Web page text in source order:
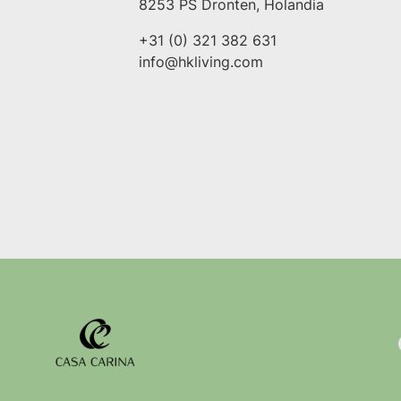
8253 PS Dronten, Holandia
+31 (0) 321 382 631
info@hkliving.com